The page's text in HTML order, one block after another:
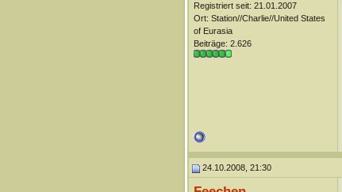
Registriert seit: 21.01.2007
Ort: Station//Charlie//United States
of Eurasia
Beiträge: 2.626
24.10.2008, 21:30